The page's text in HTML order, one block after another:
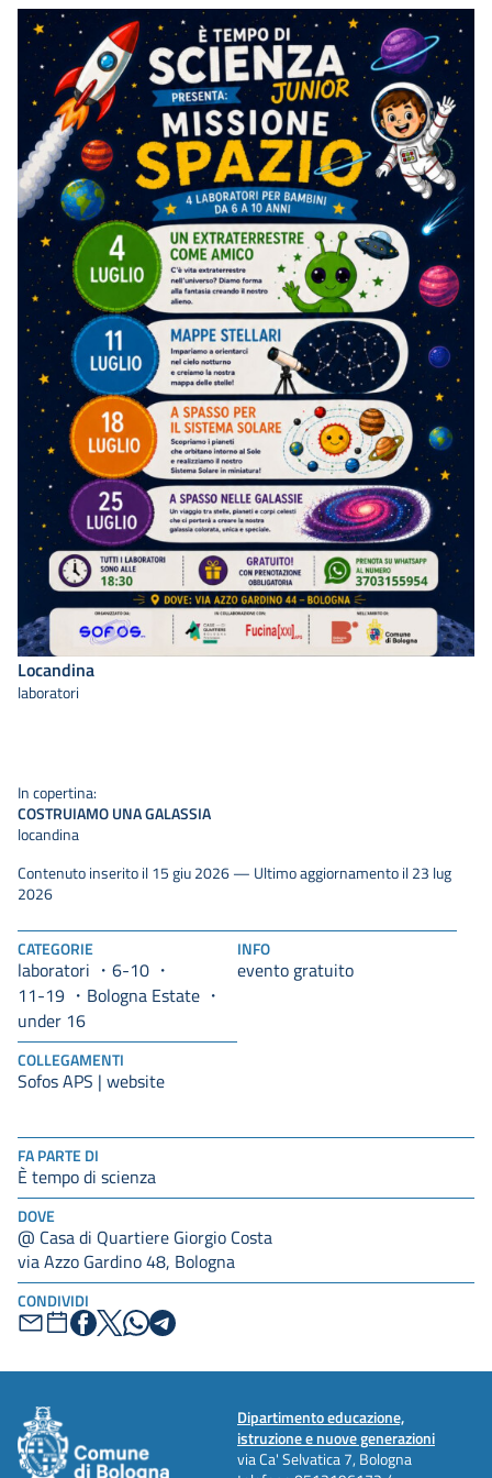
FA PARTE DI
È tempo di scienza
DOVE
@ Casa di Quartiere Giorgio Costa
via Azzo Gardino 48, Bologna
CONDIVIDI
Locandina
laboratori
CATEGORIE
laboratori
6-10
11-19
Bologna Estate
under 16
INFO
evento gratuito
COLLEGAMENTI
Sofos APS | website
In copertina:
COSTRUIAMO UNA GALASSIA
locandina
Contenuto inserito il 15 giu 2026 — Ultimo aggiornamento il 23 lug
2026
Dipartimento educazione,
istruzione e nuove generazioni
via Ca' Selvatica 7, Bologna